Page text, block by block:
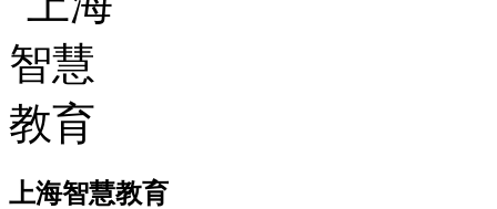
上海智慧教育